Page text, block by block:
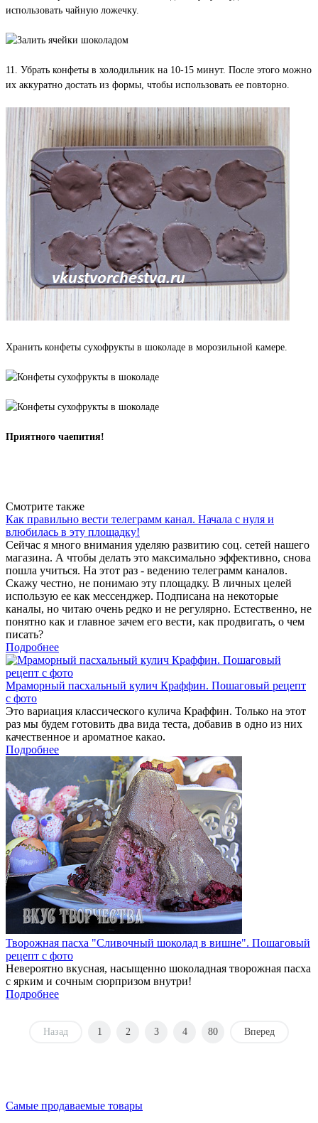
использовать чайную ложечку.
11. Убрать конфеты в холодильник на 10-15 минут. После этого можно
их аккуратно достать из формы, чтобы использовать ее повторно.
Хранить конфеты сухофрукты в шоколаде в морозильной камере.
Приятного чаепития!
Смотрите также
Как правильно вести телеграмм канал. Начала с нуля и
влюбилась в эту площадку!
Сейчас я много внимания уделяю развитию соц. сетей нашего
магазина. А чтобы делать это максимально эффективно, снова
пошла учиться. На этот раз - ведению телеграмм каналов.
Скажу честно, не понимаю эту площадку. В личных целей
использую ее как мессенджер. Подписана на некоторые
каналы, но читаю очень редко и не регулярно. Естественно, не
понятно как и главное зачем его вести, как продвигать, о чем
писать?
Подробнее
Мраморный пасхальный кулич Краффин. Пошаговый рецепт
с фото
Это вариация классического кулича Краффин. Только на этот
раз мы будем готовить два вида теста, добавив в одно из них
качественное и ароматное какао.
Подробнее
Творожная пасха "Сливочный шоколад в вишне". Пошаговый
рецепт с фото
Невероятно вкусная, насыщенно шоколадная творожная пасха
с ярким и сочным сюрпризом внутри!
Подробнее
Назад 1 2 3 4 80 Вперед
Самые продаваемые товары